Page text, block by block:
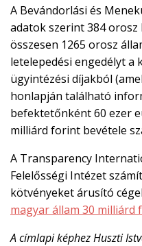
A Bevándorlási és
adatok szerint 384
összesen 1265 orosz
letelepedési engedélyt a
ügyintézési díjakból
honlapján található
befektetőnként 60 ezer
milliárd forint bevétele
A Transparency
Felelősségi Intézet
kötvényeket árusító
magyar állam 30
A címlapi képhez Huszti